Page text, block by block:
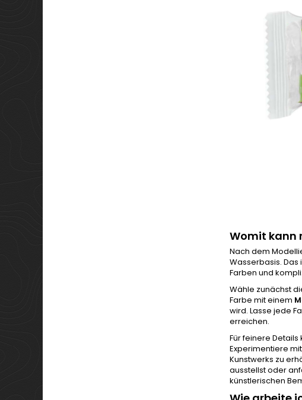
Womit kann
Nach dem
Wasserbasis.
Farben und
Wähle zunächst
Farbe mit einem
wird. Lasse jede
erreichen.
Für feinere
Experimentiere
Kunstwerks zu
ausstellst oder
künstlerischen